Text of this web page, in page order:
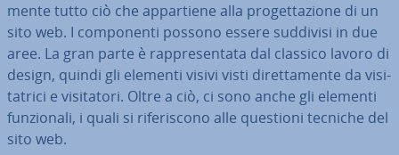
men­te tutto ciò che ap­par­tie­ne alla pro­get­ta­zio­ne di un
sito web. I com­po­nen­ti possono essere suddivisi in due
aree. La gran parte è rap­pre­sen­ta­ta dal classico lavoro di
design, quindi gli elementi visivi visti di­ret­ta­men­te da vi­si­
ta­tri­ci e vi­si­ta­to­ri. Oltre a ciò, ci sono anche gli elementi
fun­zio­na­li, i quali si ri­fe­ri­sco­no alle questioni tecniche del
sito web.